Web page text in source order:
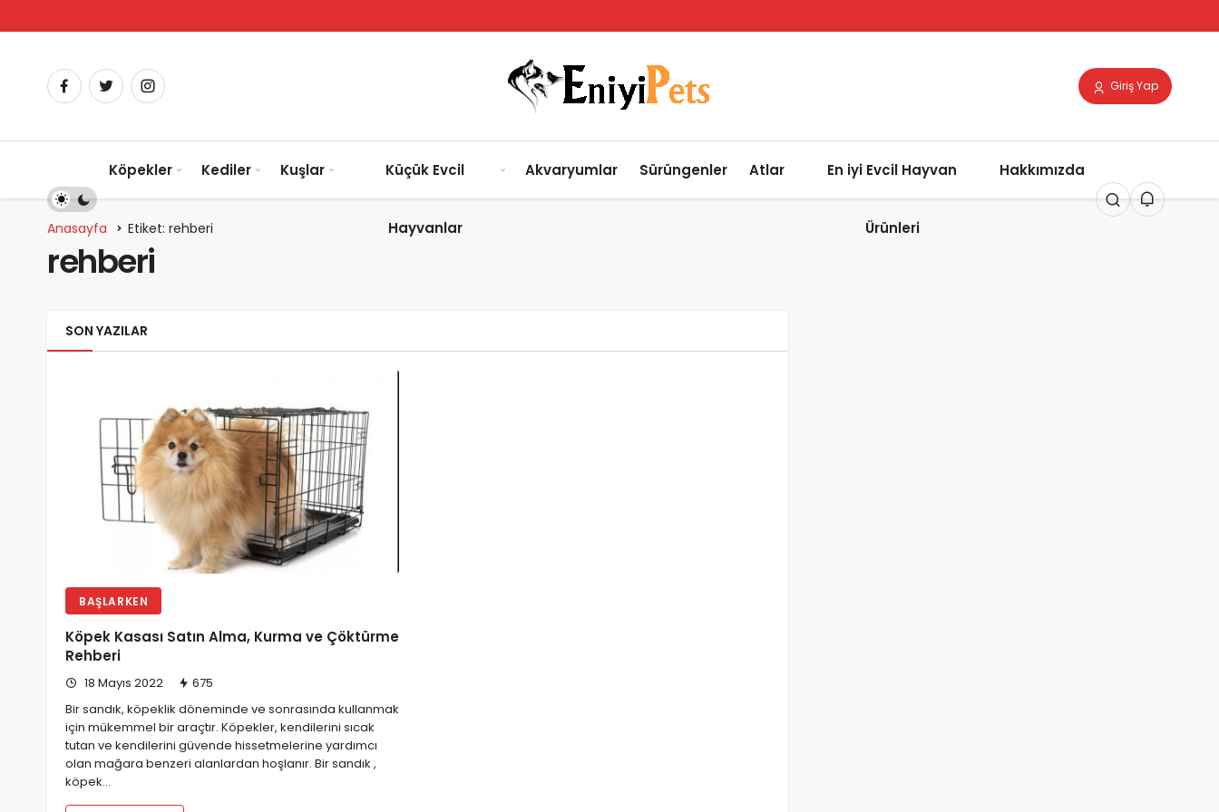
Giriş Yap
Köpekler Kediler Kuşlar Küçük Evcil
Hayvanlar
Akvaryumlar Sürüngenler Atlar En iyi Evcil Hayvan
Ürünleri
Hakkımızda
Anasayfa Etiket: rehberi
rehberi
SON YAZILAR
BAŞLARKEN
Köpek Kasası Satın Alma, Kurma ve Çöktürme
Rehberi
18 Mayıs 2022
675
Bir sandık, köpeklik döneminde ve sonrasında kullanmak
için mükemmel bir araçtır. Köpekler, kendilerini sıcak
tutan ve kendilerini güvende hissetmelerine yardımcı
olan mağara benzeri alanlardan hoşlanır. Bir sandık ,
köpek…